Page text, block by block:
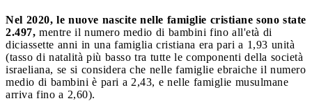
Nel 2020, le nuove nascite nelle famiglie cristiane sono state
2.497, mentre il numero medio di bambini fino all'età di
diciassette anni in una famiglia cristiana era pari a 1,93 unità
(tasso di natalità più basso tra tutte le componenti della società
israeliana, se si considera che nelle famiglie ebraiche il numero
medio di bambini è pari a 2,43, e nelle famiglie musulmane
arriva fino a 2,60).